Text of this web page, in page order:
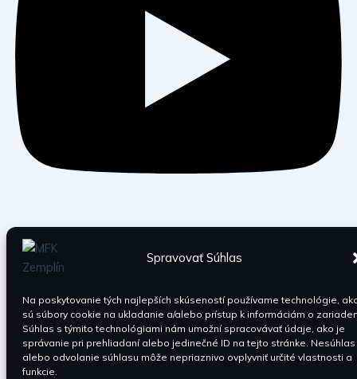
Spravovať Súhlas
Na poskytovanie tých najlepších skúseností používame technológie,
sú súbory cookie na ukladanie a/alebo prístup k informáciám o
Súhlas s týmito technológiami nám umožní spracovávať údaje, ako je
správanie pri prehliadaní alebo jedinečné ID na tejto stránke. Nesúhlas
alebo odvolanie súhlasu môže nepriaznivo ovplyvniť určité vlastnosti a
funkcie.